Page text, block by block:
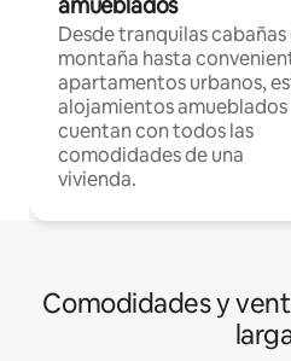
Desde tranquilas cabañas
montaña hasta
apartamentos urbanos,
alojamientos amueblados
cuentan con todos las
comodidades de una
vivienda.
Comodidades y